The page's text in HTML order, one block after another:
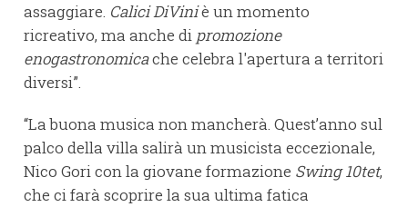
assaggiare. Calici DiViniè un momento
ricreativo, ma anche di promozione
enogastronomicache celebra l'apertura a territori
diversi”.
“La buona musica non mancherà. Quest’anno sul
palco della villa salirà un musicista eccezionale,
Nico Gori con la giovane formazione Swing 10tet,
che ci farà scoprire la sua ultima fatica